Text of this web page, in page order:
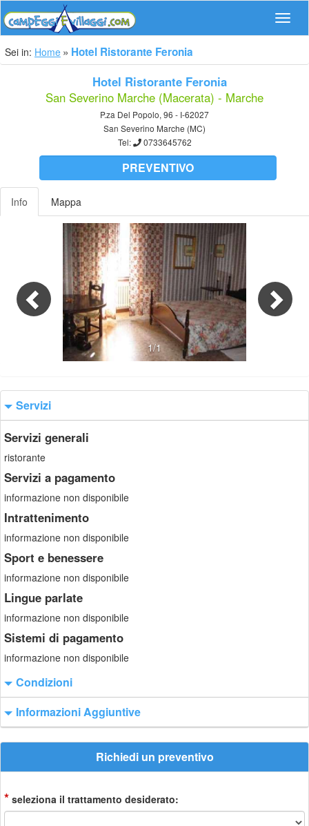
Sei in: Home Hotel Ristorante Feronia
Hotel Ristorante Feronia
San Severino Marche (Macerata) - Marche
P.za Del Popolo, 96 - I-62027
San Severino Marche (MC)
Tel:
0733645762
PREVENTIVO
Info Mappa
1/1
Previous
Servizi
Servizi generali
ristorante
Servizi a pagamento
informazione non disponibile
Intrattenimento
informazione non disponibile
Sport e benessere
informazione non disponibile
Lingue parlate
informazione non disponibile
Sistemi di pagamento
informazione non disponibile
Condizioni
Informazioni Aggiuntive
Richiedi un preventivo
* seleziona il trattamento desiderato: